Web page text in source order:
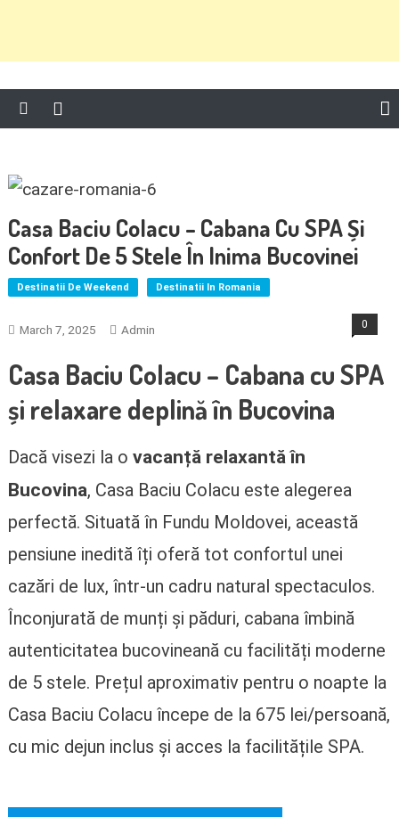
Casa Baciu Colacu – Cabana Cu SPA Și
Confort De 5 Stele În Inima Bucovinei
Destinatii De Weekend Destinatii In Romania
March 7, 2025 Admin 0
Casa Baciu Colacu – Cabana cu SPA
și relaxare deplină în Bucovina
Dacă visezi la o vacanță relaxantă în
Bucovina, Casa Baciu Colacu este alegerea
perfectă. Situată în Fundu Moldovei, această
pensiune inedită îți oferă tot confortul unei
cazări de lux, într-un cadru natural spectaculos.
Înconjurată de munți și păduri, cabana îmbină
autenticitatea bucovineană cu facilități moderne
de 5 stele. Prețul aproximativ pentru o noapte la
Casa Baciu Colacu începe de la 675 lei/persoană,
cu mic dejun inclus și acces la facilitățile SPA.